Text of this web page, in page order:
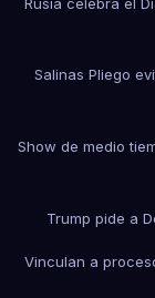
Salinas Pliego
Show de medio
Trump pide a
Vinculan a